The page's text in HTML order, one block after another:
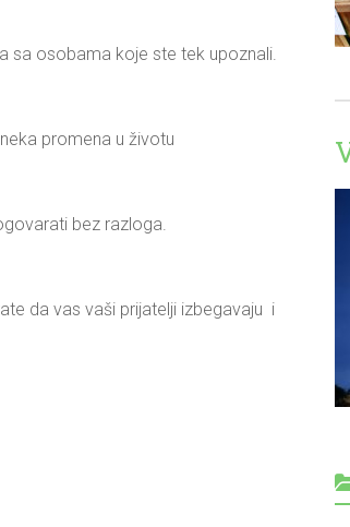
sa osobama koje ste tek upoznali.
promena u životu
bez razloga.
da vas vaši prijatelji izbegavaju i